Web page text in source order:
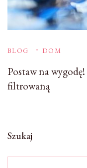
BLOG DOM
Postaw na
filtrowaną
Szukaj